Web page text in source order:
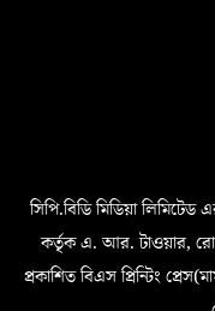
সিপি.বিডি মিডিয়া
কর্তৃক এ. আর. টাওয়ার,
প্রকাশিত বিএস প্রিন্টিং